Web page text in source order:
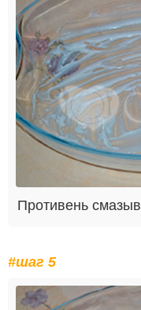
Противень
#шаг 5